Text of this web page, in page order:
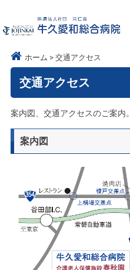
ホーム 交通アクセス
交通アクセス
案内図、交通アクセスのご案内。
案内図